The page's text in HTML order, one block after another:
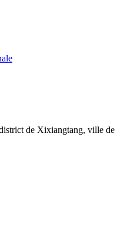
de Xixiangtang, ville de